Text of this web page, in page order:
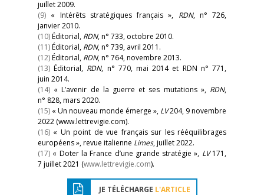
juillet 2009.
(9) « Intérêts stratégiques français », RDN, n° 726,
janvier 2010.
(10)Éditorial, RDN, n° 733, octobre 2010.
(11)Éditorial, RDN, n° 739, avril 2011.
(12)Éditorial, RDN, n° 764, novembre 2013.
(13) Éditorial, RDN, n° 770, mai 2014 et RDN n° 771,
juin 2014.
(14) « L’avenir de la guerre et ses mutations », RDN,
n° 828, mars 2020.
(15) « Un nouveau monde émerge », LV204, 9 novembre
2022 (www.lettrevigie.com).
(16) « Un point de vue français sur les rééquilibrages
européens », revue italienne Limes, juillet 2022.
(17) « Doter la France d’une grande stratégie », LV171,
7 juillet 2021 (www.lettrevigie.com).
JE TÉLÉCHARGE L'ARTICLE